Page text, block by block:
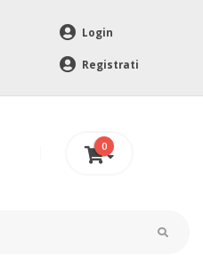
Login
Registrati
0